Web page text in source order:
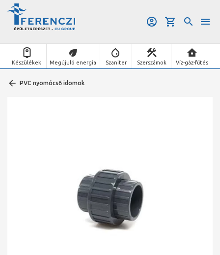
Készülékek Megújuló energia Szaniter Szerszámok Víz-gáz-fűtés
PVC nyomócső idomok